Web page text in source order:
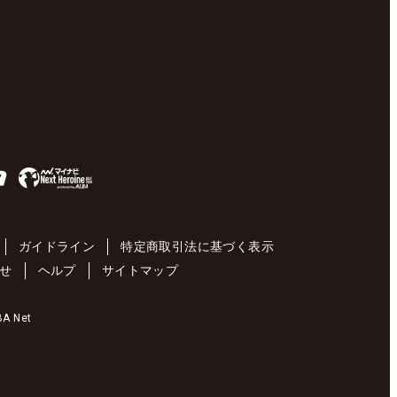
ガイドライン
特定商取引法に基づく表示
ヘルプ サイトマップ
Net